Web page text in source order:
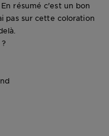
résumé c'est un bon
pas sur cette coloration